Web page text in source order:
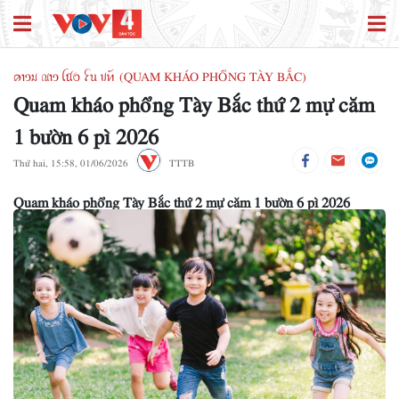
ꪁꪱꪫꪣ ꪄꪱꪫ ꪶꪠꪉ ꪼꪕ ꪚꪀꪰ (QUAM KHÁO PHỔNG TÀY BẮC)
Quam kháo phổng Tày Bắc thứ 2 mự căm
1 bườn 6 pì 2026
Thứ hai, 15:58, 01/06/2026 TTTB
Quam kháo phổng Tày Bắc thứ 2 mự căm 1 bườn 6 pì 2026